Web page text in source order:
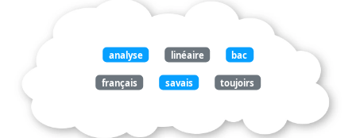
analyse linéaire bac
français savais toujoirs